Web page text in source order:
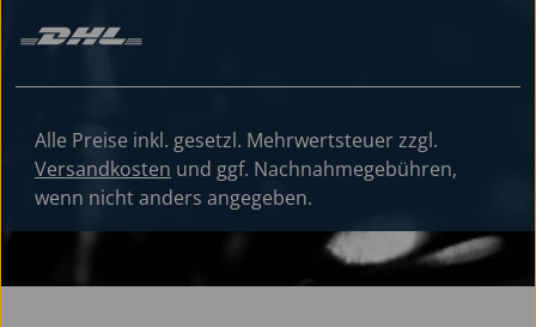
Alle Preise inkl. gesetzl. Mehrwertsteuer zzgl.
Versandkosten und ggf. Nachnahmegebühren,
wenn nicht anders angegeben.